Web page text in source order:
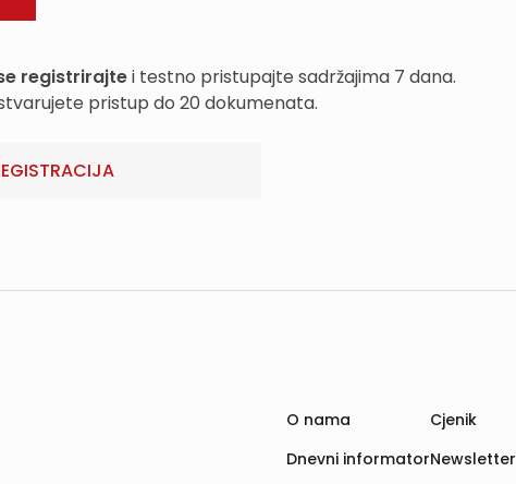
registrirajtei testno pristupajte sadržajima 7 dana.
pristup do 20 dokumenata.
O nama
Dnevni informator
Cjenik
Newsletter